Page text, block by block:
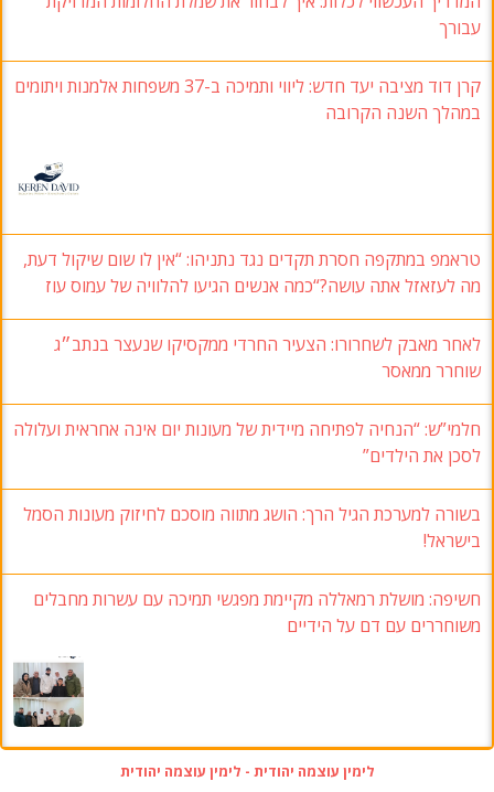
עבורך
קרן דוד מציבה יעד חדש: ליווי ותמיכה ב-37 משפחות אלמנות ויתומים
במהלך השנה הקרובה
טראמפ במתקפה חסרת תקדים נגד נתניהו: “אין לו שום שיקול דעת,
מה לעזאזל אתה עושה?“כמה אנשים הגיעו להלוויה של עמוס עוז
לאחר מאבק לשחרורו: הצעיר החרדי ממקסיקו שנעצר בנתב״ג
שוחרר ממאסר
חלמי”ש: “הנחיה לפתיחה מיידית של מעונות יום אינה אחראית ועלולה
לסכן את הילדים”
בשורה למערכת הגיל הרך: הושג מתווה מוסכם לחיזוק מעונות הסמל
בישראל!
חשיפה: מושלת רמאללה מקיימת מפגשי תמיכה עם עשרות מחבלים
משוחררים עם דם על הידיים
לימין עוצמה יהודית - לימין עוצמה יהודית